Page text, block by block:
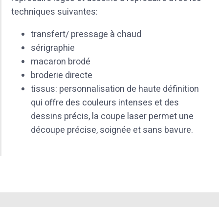
techniques suivantes:
transfert/ pressage à chaud
sérigraphie
macaron brodé
broderie directe
tissus: personnalisation de haute définition
qui offre des couleurs intenses et des
dessins précis, la coupe laser permet une
découpe précise, soignée et sans bavure.